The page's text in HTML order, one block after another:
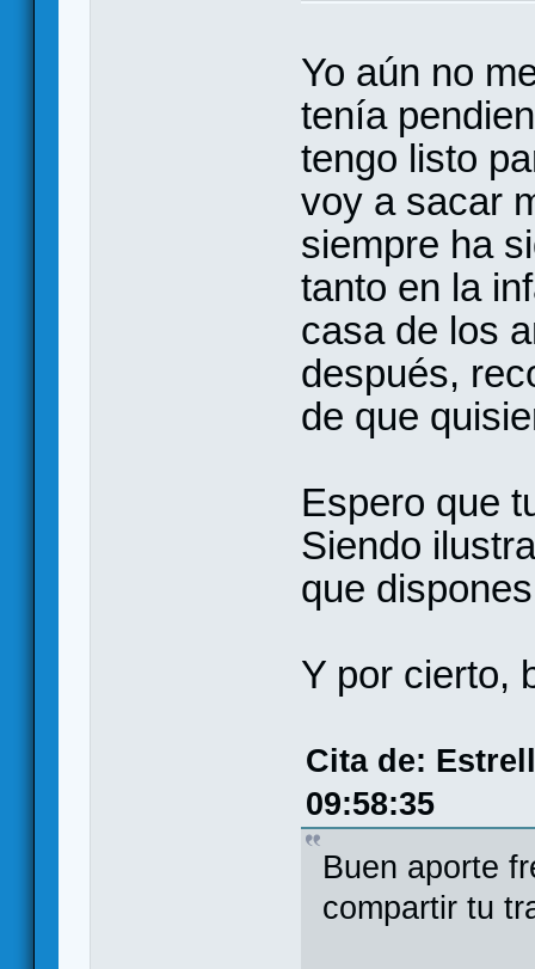
Yo aún no
tenía
tengo listo
voy a sacar
siempre ha
tanto en la
casa de los
después,
de que
Espero que
Siendo
que
Y por cierto,
Cita de:
09:58:35
Buen aporte
compartir tu